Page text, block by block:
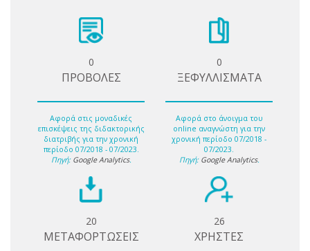
0
ΠΡΟΒΟΛΕΣ
Αφορά στις μοναδικές
επισκέψεις της διδακτορικής
διατριβής για την χρονική
περίοδο 07/2018 - 07/2023.
Πηγή: Google Analytics.
0
ΞΕΦΥΛΛΙΣΜΑΤΑ
Αφορά στο άνοιγμα του
online αναγνώστη για την
χρονική περίοδο 07/2018 -
07/2023.
Πηγή: Google Analytics.
20
ΜΕΤΑΦΟΡΤΩΣΕΙΣ
26
ΧΡΗΣΤΕΣ